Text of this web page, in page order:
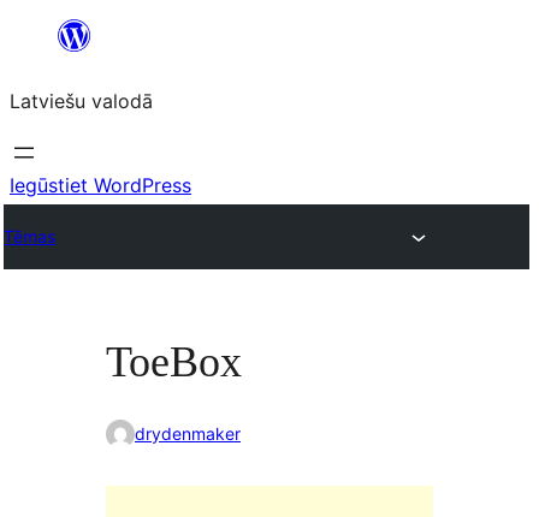
Pāriet
saturu
Latviešu valodā
Iegūstiet WordPress
Tēmas
ToeBox
drydenmaker